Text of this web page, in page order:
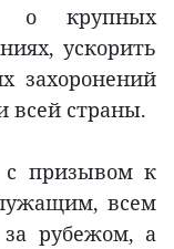
о крупных
ускорить
захоронений
всей страны.
с призывом к
всем
рубежом, а